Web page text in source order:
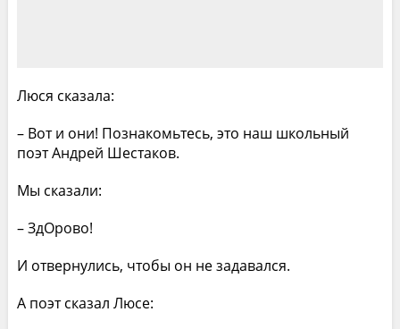
Люся сказала:
– Вот и они! Познакомьтесь, это наш школьный
поэт Андрей Шестаков.
Мы сказали:
– ЗдОрово!
И отвернулись, чтобы он не задавался.
А поэт сказал Люсе: